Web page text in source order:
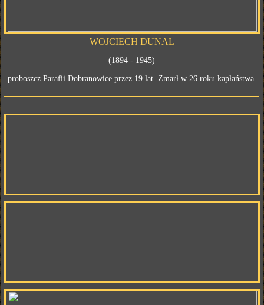
WOJCIECH DUNAL
(1894 - 1945)
proboszcz Parafii Dobranowice przez 19 lat. Zmarł w 26 roku kapłaństwa.